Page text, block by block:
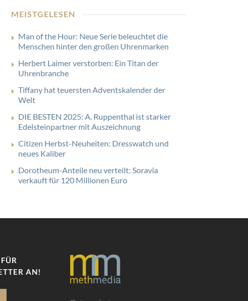
MEISTGELESEN
Man of the Hour: Neue Serie beleuchtet die
Menschen hinter den großen Uhrenmarken
Herbert Laimer verstorben: Ein Titan der
Uhrenbranche
Tiffany hat teuersten Adventskalender der
Welt
DIE BESTEN 2025: A. Ruppenthal ist starker
Edelsteinpartner mit Auszeichnung
Citizen Herbst-Neuheiten: Dresswatch und
neues Kaliber
Dorotheum-Anteile neu verteilt: Soravia
verkauft für 120 Millionen Euro
AN!